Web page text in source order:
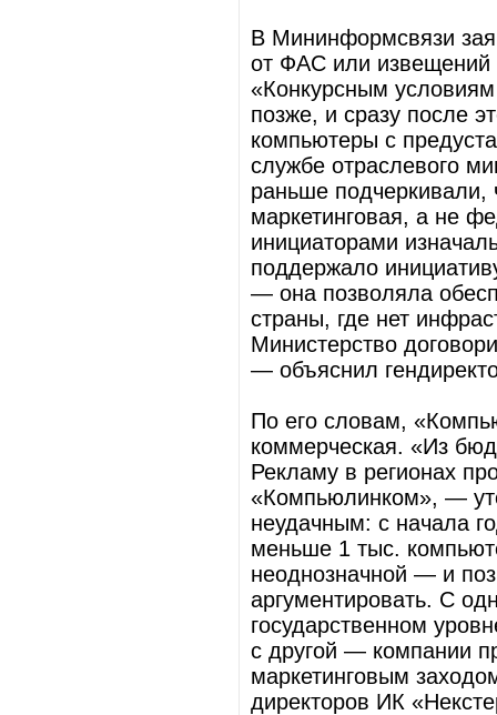
В Мининформсвязи
от ФАС или извещений
«Конкурсным
позже, и сразу после
компьютеры с
службе отраслевого
раньше
маркетинговая, а не
инициаторами
поддержало
— она позволяла
страны, где нет
Министерство
— объяснил
По его словам,
коммерческая. «Из
Рекламу в регионах
«Компьюлинком», —
неудачным: с начала
меньше 1 тыс.
неоднозначной — и
аргументировать. С
государственном
с другой — компании
маркетинговым
директоров ИК